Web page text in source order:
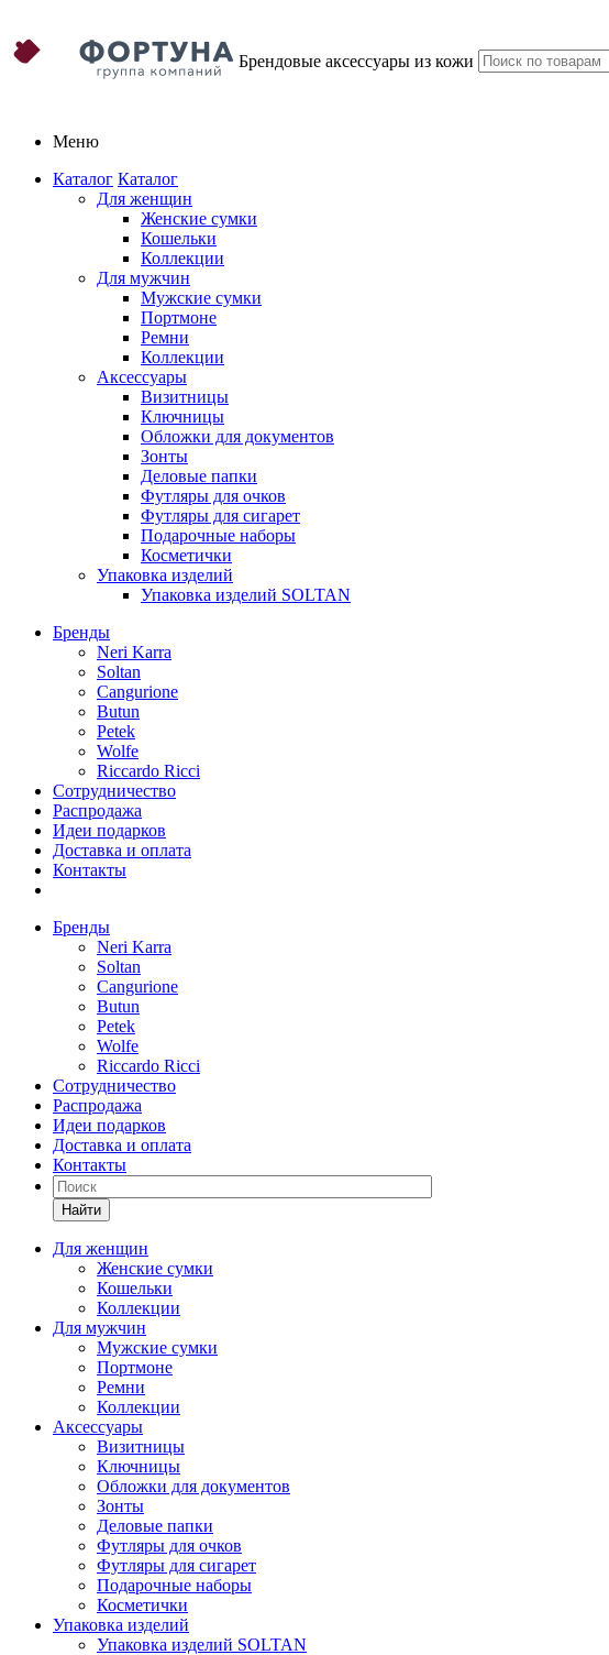
Брендовые аксессуары из кожи
Меню
Каталог Каталог
Для женщин
Женские сумки
Кошельки
Коллекции
Для мужчин
Мужские сумки
Портмоне
Ремни
Коллекции
Аксессуары
Визитницы
Ключницы
Обложки для документов
Зонты
Деловые папки
Футляры для очков
Футляры для сигарет
Подарочные наборы
Косметички
Упаковка изделий
Упаковка изделий SOLTAN
Бренды
Neri Karra
Soltan
Cangurione
Butun
Petek
Wolfe
Riccardo Ricci
Сотрудничество
Распродажа
Идеи подарков
Доставка и оплата
Контакты
Бренды
Neri Karra
Soltan
Cangurione
Butun
Petek
Wolfe
Riccardo Ricci
Сотрудничество
Распродажа
Идеи подарков
Доставка и оплата
Контакты
Найти
Для женщин
Женские сумки
Кошельки
Коллекции
Для мужчин
Мужские сумки
Портмоне
Ремни
Коллекции
Аксессуары
Визитницы
Ключницы
Обложки для документов
Зонты
Деловые папки
Футляры для очков
Футляры для сигарет
Подарочные наборы
Косметички
Упаковка изделий
Упаковка изделий SOLTAN